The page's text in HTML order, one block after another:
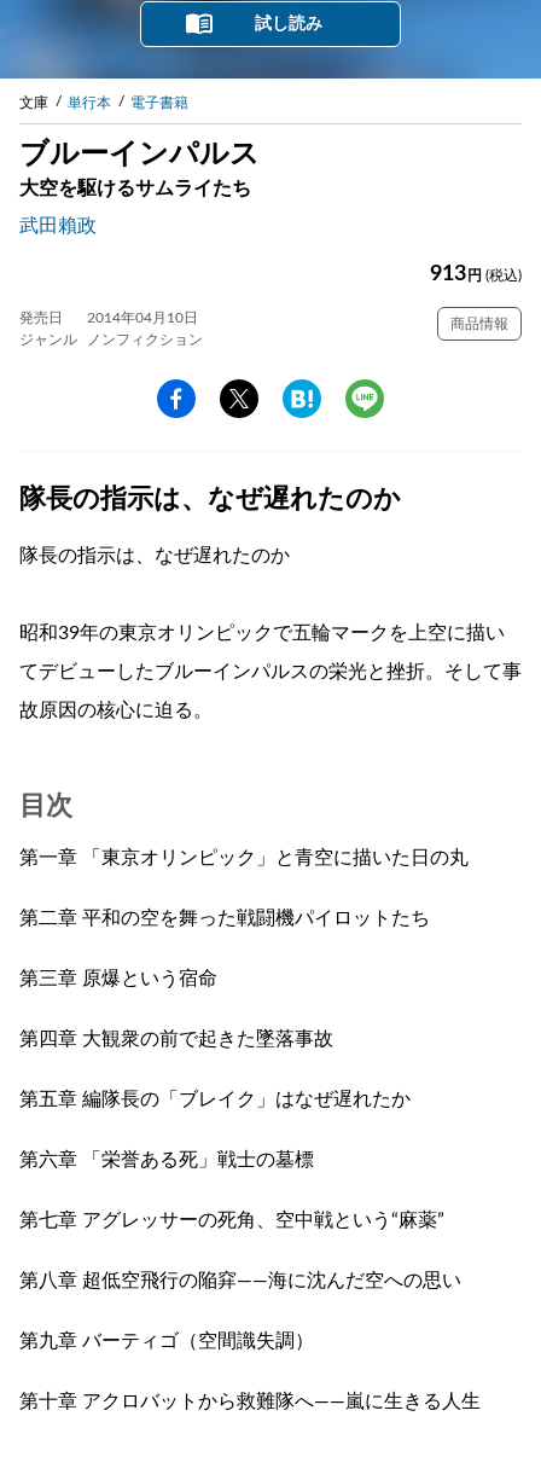
試し読み
文庫 単行本 電子書籍
ブルーインパルス
大空を駆けるサムライたち
武田賴政
913 円 (税込)
発売日
2014年04月10日
ジャンル
ノンフィクション
商品情報
隊長の指示は、なぜ遅れたのか
隊長の指示は、なぜ遅れたのか
昭和39年の東京オリンピックで五輪マークを上空に描い
てデビューしたブルーインパルスの栄光と挫折。そして事
故原因の核心に迫る。
目次
第一章 「東京オリンピック」と青空に描いた日の丸
第二章 平和の空を舞った戦闘機パイロットたち
第三章 原爆という宿命
第四章 大観衆の前で起きた墜落事故
第五章 編隊長の「ブレイク」はなぜ遅れたか
第六章 「栄誉ある死」戦士の墓標
第七章 アグレッサーの死角、空中戦という“麻薬”
第八章 超低空飛行の陥穽――海に沈んだ空への思い
第九章 バーティゴ（空間識失調）
第十章 アクロバットから救難隊へ――嵐に生きる人生